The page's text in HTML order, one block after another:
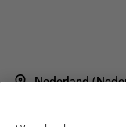
Nederland